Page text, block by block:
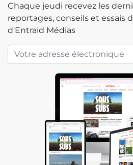
Chaque jeudi recevez les
reportages, conseils et essais
d'Entraid Médias